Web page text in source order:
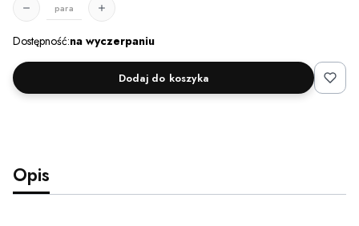
para
Dostępność:na wyczerpaniu
Dodaj do koszyka
Opis